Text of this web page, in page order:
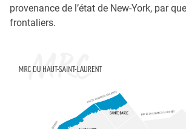
provenance de l’état de New-York, par
frontaliers.